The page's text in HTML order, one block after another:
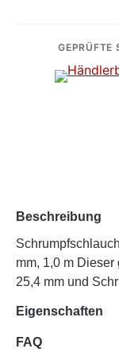
GEPRÜFTE
Beschreibung
mm, 1,0 m
25,4 mm und
Eigenschaften
FAQ